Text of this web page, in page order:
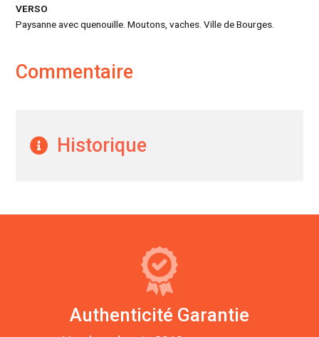
VERSO
Paysanne avec quenouille. Moutons, vaches. Ville de Bourges.
Commentaire
Historique
Authenticité Garantie